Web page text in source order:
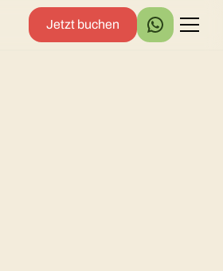
Jetzt buchen